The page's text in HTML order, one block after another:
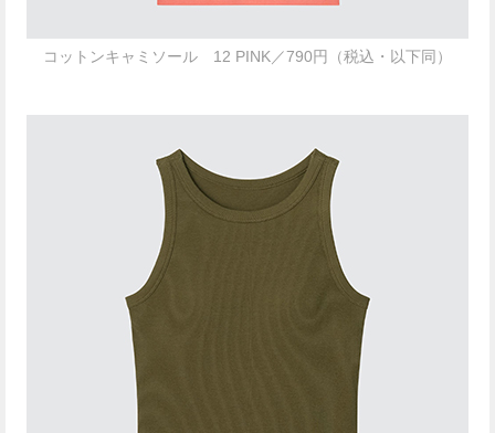
コットンキャミソール 12 PINK／790円（税込・以下同）